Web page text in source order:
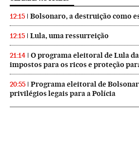
12:15 Bolsonaro, a destruição como
12:15 Lula, uma ressurreição
21:14
O programa eleitoral de Lula
impostos para os ricos e proteção
20:55
Programa eleitoral de
privilégios legais para a Polícia